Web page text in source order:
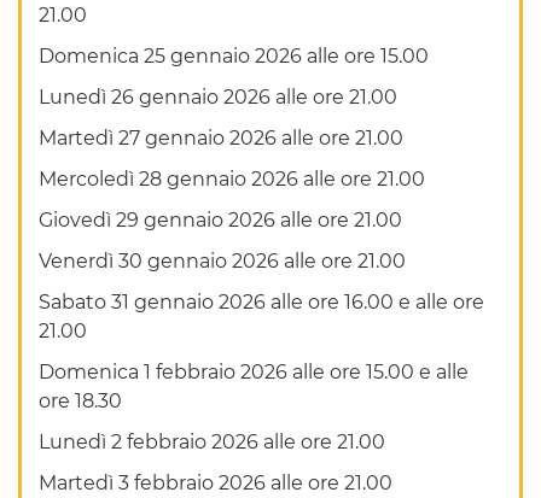
21.00
Domenica 25 gennaio 2026 alle ore 15.00
Lunedì 26 gennaio 2026 alle ore 21.00
Martedì 27 gennaio 2026 alle ore 21.00
Mercoledì 28 gennaio 2026 alle ore 21.00
Giovedì 29 gennaio 2026 alle ore 21.00
Venerdì 30 gennaio 2026 alle ore 21.00
Sabato 31 gennaio 2026 alle ore 16.00 e alle ore
21.00
Domenica 1 febbraio 2026 alle ore 15.00 e alle
ore 18.30
Lunedì 2 febbraio 2026 alle ore 21.00
Martedì 3 febbraio 2026 alle ore 21.00